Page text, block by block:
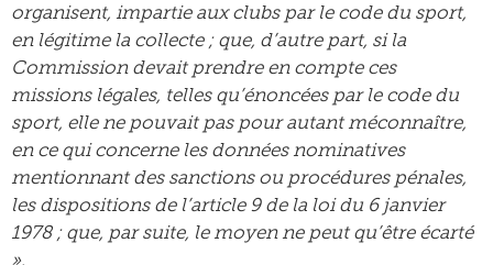
organisent, impartie aux clubs par le code du sport,
en légitime la collecte ; que, d’autre part, si la
Commission devait prendre en compte ces
missions légales, telles qu’énoncées par le code du
sport, elle ne pouvait pas pour autant méconnaître,
en ce qui concerne les données nominatives
mentionnant des sanctions ou procédures pénales,
les dispositions de l’article 9 de la loi du 6 janvier
1978 ; que, par suite, le moyen ne peut qu’être écarté
».